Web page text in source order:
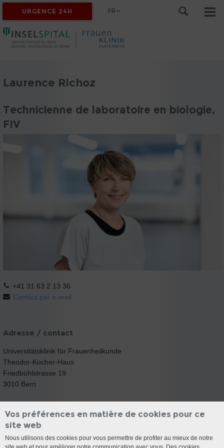
URGENCE 24H FR
Laurence Richoz
Technicienne de laboratoire en biologie,
FIV
+41 31 63 2 13 36
Contact par e-mail
Adresse / contact
Universitätsklinik für Frauenheilkunde
Theodor-Kocher-Haus
Friedbühlstrasse 19
3010 Bern
Vos préférences en matière de cookies pour ce
site web
Nous utilisons des cookies pour vous permettre de profiter au mieux de notre